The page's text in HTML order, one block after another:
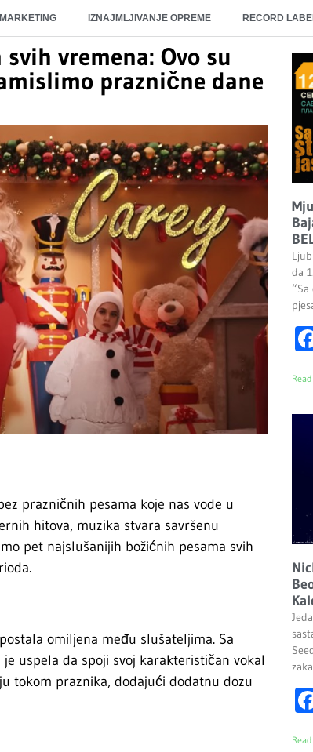
IZNAJMLJIVANJE OPREME RECORD
vremena: Ovo su
praznične dane
prazničnih pesama koje nas vode u
hitova, muzika stvara savršenu
pet najslušanijih božićnih pesama svih
omiljena među slušateljima. Sa
uspela da spoji svoj karakterističan vokal
tokom praznika, dodajući dodatnu dozu
da